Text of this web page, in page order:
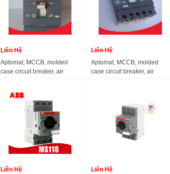
Liên Hệ
Aptomat, MCCB, molded
case circuit breaker, air
Liên Hệ
Aptomat, MCCB, molded
case circuit breaker, air
Liên Hệ
Liên Hệ